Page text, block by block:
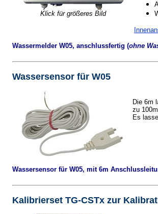
Kalibrierset TG-CSTx zur
Klick für größeres Bild
Wassermelder W05, anschlussfertig (ohne
Wassersensor für W05
Die 6m
zu
Es
Wassersensor für W05, mit 6m